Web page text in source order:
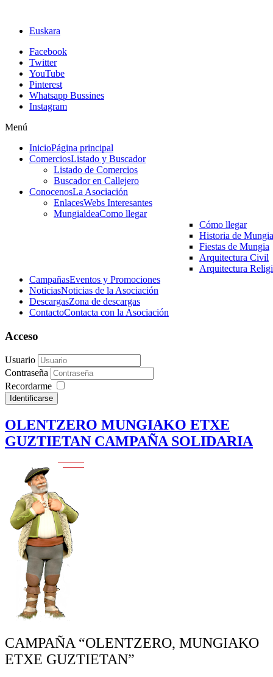
Euskara
Facebook
Twitter
YouTube
Pinterest
Whatsapp Bussines
Instagram
Menú
InicioPágina principal
ComerciosListado y Buscador
Listado de Comercios
Buscador en Callejero
ConocenosLa Asociación
EnlacesWebs Interesantes
MungialdeaComo llegar
Cómo llegar
Historia de Mungia
Fiestas de Mungia
Arquitectura Civil
Arquitectura
CampañasEventos y Promociones
NoticiasNoticias de la Asociación
DescargasZona de descargas
ContactoContacta con la Asociación
Acceso
Usuario
Contraseña
Recordarme
Identificarse
OLENTZERO MUNGIAKO ETXE
GUZTIETAN CAMPAÑA SOLIDARIA
CAMPAÑA “OLENTZERO, MUNGIAKO
ETXE GUZTIETAN”